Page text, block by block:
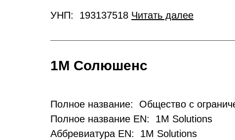
УНП: 193137518 Читать далее
1М Солюшенс
Полное название: Общество с
Полное название EN: 1M Solutions
Аббревиатура EN: 1M Solutions